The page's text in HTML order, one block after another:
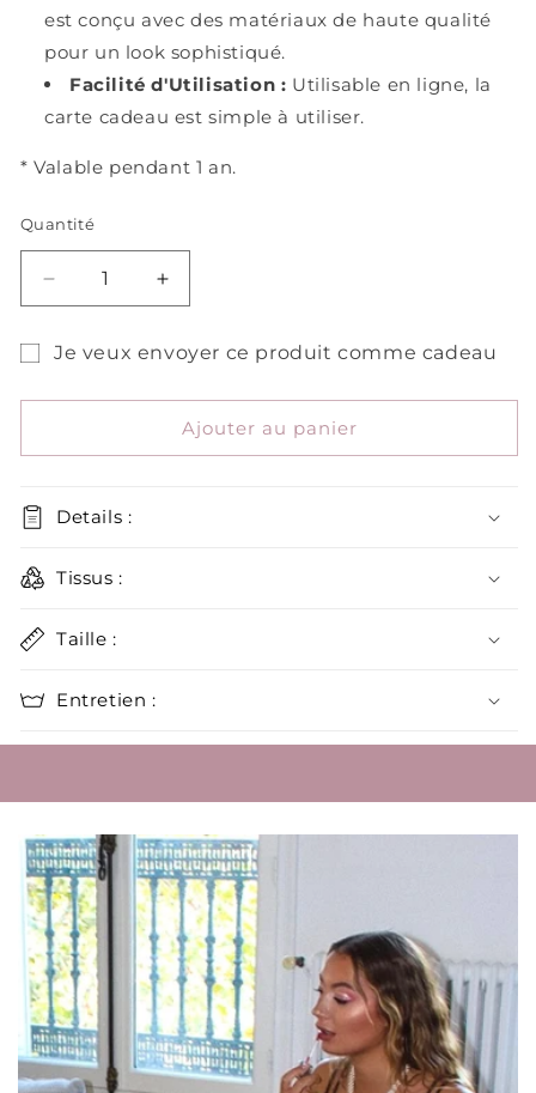
est conçu avec des matériaux de haute qualité
pour un look sophistiqué.
Facilité d'Utilisation : Utilisable en ligne, la
carte cadeau est simple à utiliser.
* Valable pendant 1 an.
Quantité
Réduire
la
quantité
de
Augmenter
la
de
Je veux envoyer ce produit comme cadeau
destinataire
carte-
réduit
Ajouter au panier
Details :
Tissus :
Taille :
Entretien :